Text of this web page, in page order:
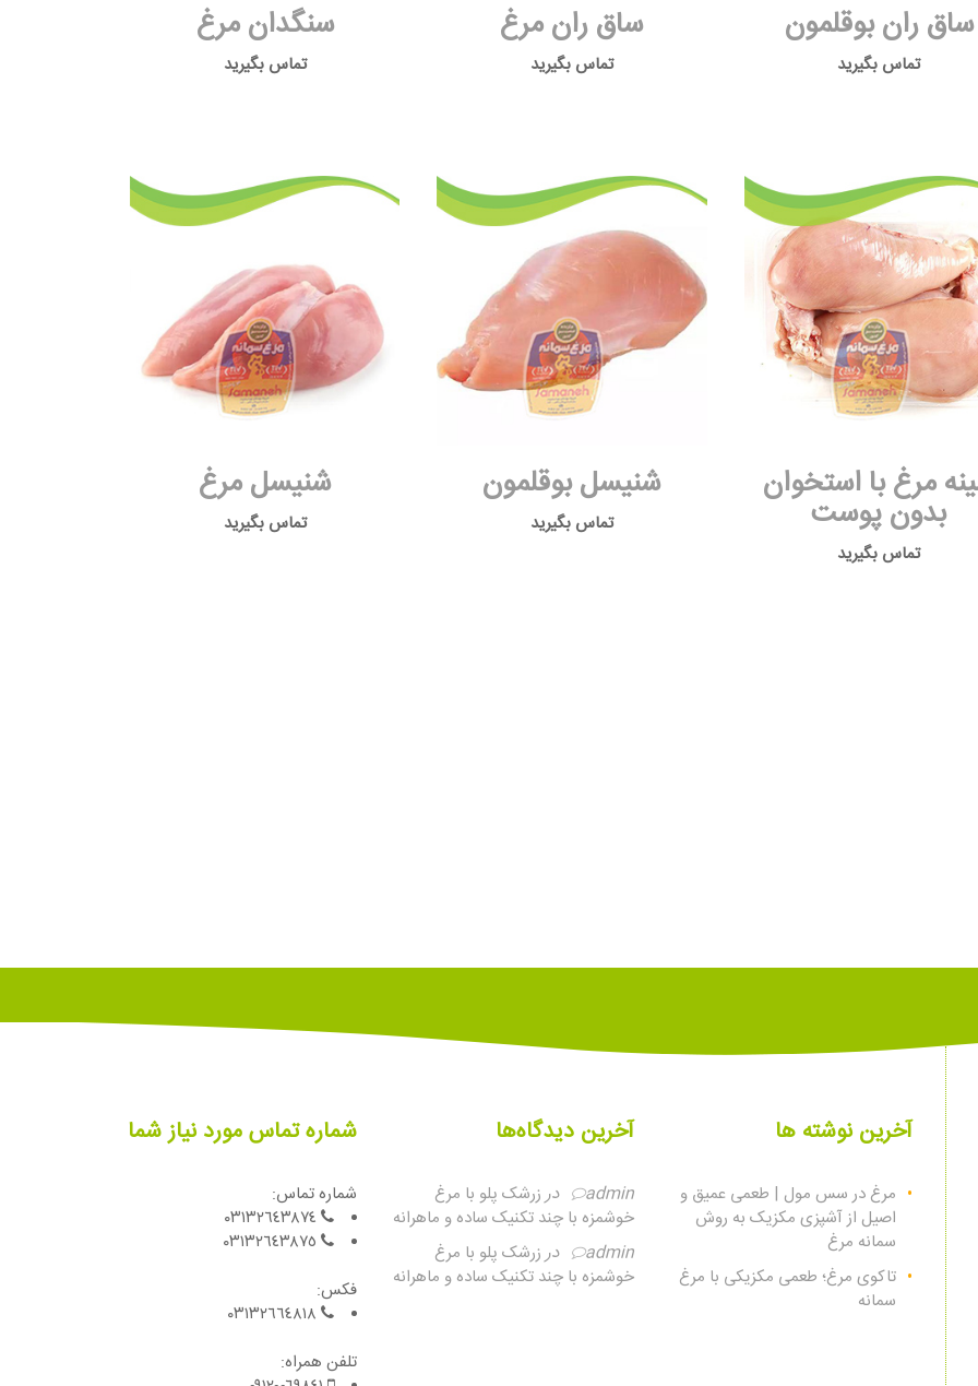
ساق ران بوقلمون
تماس بگیرید
ساق ران مرغ
تماس بگیرید
سنگدان مرغ
تماس بگیرید
مرغ با استخوان
بدون پوست
تماس بگیرید
شنیسل بوقلمون
تماس بگیرید
شنیسل مرغ
تماس بگیرید
آخرین نوشته ها
مرغ در سس مول | طعمی عمیق و
اصیل از آشپزی مکزیک به روش
سمانه مرغ
تاکوی مرغ؛ طعمی مکزیکی با مرغ
سمانه
آخرین دیدگاه‌ها
admin درزرشک پلو با مرغ
خوشمزه با چند تکنیک ساده و ماهرانه
admin
درزرشک پلو با مرغ
خوشمزه با چند تکنیک ساده و ماهرانه
شماره تماس مورد نیاز شما
شماره تماس:
فكس:
تلفن همراه: